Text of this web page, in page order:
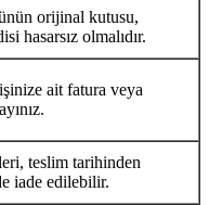
orijinal kutusu,
hasarsız olmalıdır.
ait fatura veya
teslim tarihinden
iade edilebilir.